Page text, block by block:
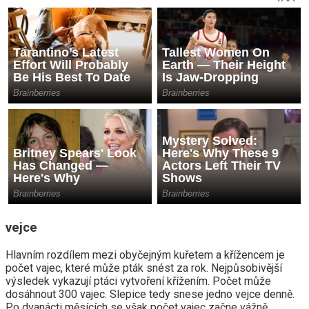
vejce
Hlavním rozdílem mezi obyčejným kuřetem a křížencem je
počet vajec, které může pták snést za rok. Nejpůsobivější
výsledek vykazují ptáci vytvoření křížením. Počet může
dosáhnout 300 vajec. Slepice tedy snese jedno vejce denně.